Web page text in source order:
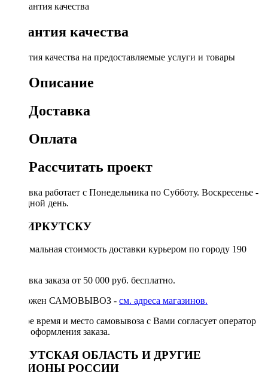
Гарантия качества
Гарантия качества на предоставляемые услуги и товары
Описание
Доставка
Оплата
Рассчитать проект
Доставка работает с Понедельника по Субботу. Воскресенье -
выходной день.
ПО ИРКУТСКУ
Минимальная стоимость доставки курьером по городу 190
Доставка заказа от 50 000 руб. бесплатно.
Возможен САМОВЫВОЗ - см. адреса магазинов.
Точное время и место самовывоза с Вами согласует оператор
после оформления заказа.
ИРКУТСКАЯ ОБЛАСТЬ И ДРУГИЕ
РЕГИОНЫ РОССИИ